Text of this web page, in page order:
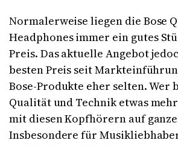
Normalerweise liegen die Bose
Headphones immer ein gutes
Preis. Das aktuelle Angebot
besten Preis seit
Bose-Produkte eher selten. Wer
Qualität und Technik etwas
mit diesen Kopfhörern auf
Insbesondere für